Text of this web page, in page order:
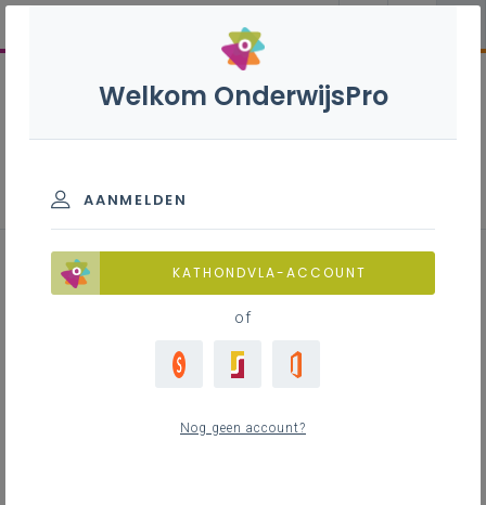
Audiovisuele kunst: een
uitgewerkt voorbeeld
Welkom OnderwijsPro
AANMELDEN
KATHONDVLA-ACCOUNT
of
Nog geen account?